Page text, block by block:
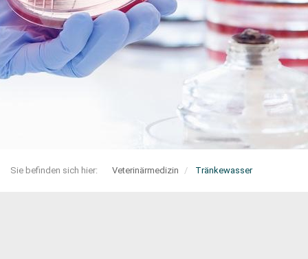
Sie befinden sich hier: Veterinärmedizin Tränkewasser